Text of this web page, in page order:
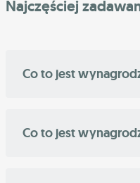
Najczęściej
Co to jest
Co to jest